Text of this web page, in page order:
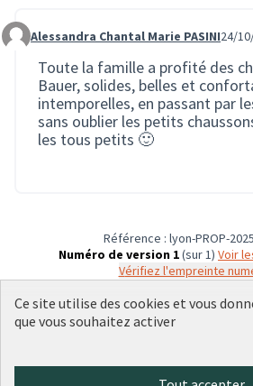
Commentaire 3946
Alessandra Chantal Marie PASINI24/
Toute la famille a profité des
Bauer, solides, belles et
intemporelles, en passant par
sans oublier les petits
les tous petits 🙂
Référence : lyon-PROP-
Numéro de version 1(sur 1)
voir
Vérifiez l'empreinte
Ce site utilise des cookies et vous
que vous souhaitez activer